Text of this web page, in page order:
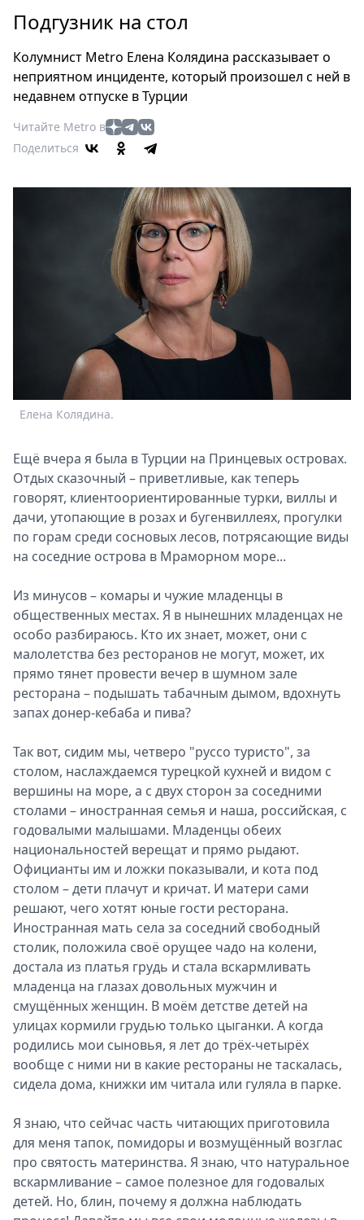
Россия
Здоровье
Еда
Туризм
Мода
Театр
Кино
Афиша
Книги
Выставки
Пресс-
релизы
Metro
Стримы
Спецпроекты
Звезды
Выборы
Скачай
Metro
Подгузник на стол
Колумнист Metro Елена Колядина рассказывает о
неприятном инциденте, который произошел с ней в
недавнем отпуске в Турции
Читайте Metro в
Поделиться
Елена Колядина.
Ещё вчера я была в Турции на Принцевых островах.
Отдых сказочный – приветливые, как теперь
говорят, клиентоориентированные турки, виллы и
дачи, утопающие в розах и бугенвиллеях, прогулки
по горам среди сосновых лесов, потрясающие виды
на соседние острова в Мраморном море...
Из минусов – комары и чужие младенцы в
общественных местах. Я в нынешних младенцах не
особо разбираюсь. Кто их знает, может, они с
малолетства без ресторанов не могут, может, их
прямо тянет провести вечер в шумном зале
ресторана – подышать табачным дымом, вдохнуть
запах донер-кебаба и пива?
Так вот, сидим мы, четверо "руссо туристо", за
столом, наслаждаемся турецкой кухней и видом с
вершины на море, а с двух сторон за соседними
столами – иностранная семья и наша, российская, с
годовалыми малышами. Младенцы обеих
национальностей верещат и прямо рыдают.
Официанты им и ложки показывали, и кота под
столом – дети плачут и кричат. И матери сами
решают, чего хотят юные гости ресторана.
Иностранная мать села за соседний свободный
столик, положила своё орущее чадо на колени,
достала из платья грудь и стала вскармливать
младенца на глазах довольных мужчин и
смущённых женщин. В моём детстве детей на
улицах кормили грудью только цыганки. А когда
родились мои сыновья, я лет до трёх-четырёх
вообще с ними ни в какие рестораны не таскалась,
сидела дома, книжки им читала или гуляла в парке.
Я знаю, что сейчас часть читающих приготовила
для меня тапок, помидоры и возмущённый возглас
про святость материнства. Я знаю, что натуральное
вскармливание – самое полезное для годовалых
детей. Но, блин, почему я должна наблюдать